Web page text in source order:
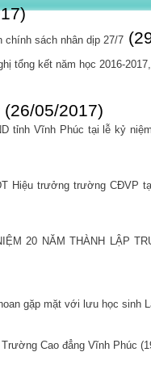
chính sách nhân dịp 27/7
tổng kết năm học 2016-
(26/05/2017)
tỉnh Vĩnh Phúc tại lễ kỷ
Hiệu trưởng trường CĐVP
20 NĂM THÀNH LẬP
gặp mặt với lưu học sinh
Cao đẳng Vĩnh Phúc